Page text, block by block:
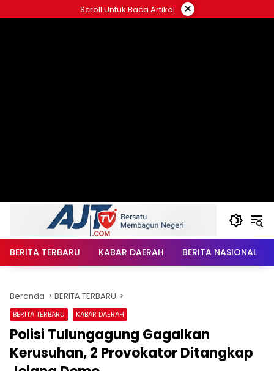
ke
Scroll Untuk Baca Artikel ×
BERITA TERBARU KABAR DAERAH BERITA NASIONAL
Beranda BERITA TERBARU
BERITA TERBARU KABAR DAERAH
Polisi Tulungagung Gagalkan
Kerusuhan, 2 Provokator Ditangkap